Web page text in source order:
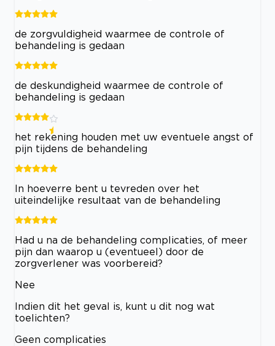
de zorgvuldigheid waarmee de controle of
behandeling is gedaan
de deskundigheid waarmee de controle of
behandeling is gedaan
het rekening houden met uw eventuele angst of
pijn tijdens de behandeling
In hoeverre bent u tevreden over het
uiteindelijke resultaat van de behandeling
Had u na de behandeling complicaties, of meer
pijn dan waarop u (eventueel) door de
zorgverlener was voorbereid?
Nee
Indien dit het geval is, kunt u dit nog wat
toelichten?
Geen complicaties